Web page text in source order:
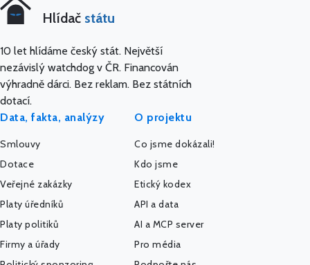
Hlídač státu
10 let hlídáme český stát. Největší
nezávislý watchdog v ČR. Financován
výhradně dárci. Bez reklam. Bez státních
dotací.
Data, fakta, analýzy
Smlouvy
Dotace
Veřejné zakázky
Platy úředníků
Platy politiků
Firmy a úřady
O projektu
Co jsme dokázali!
Kdo jsme
Etický kodex
API a data
AI a MCP server
Pro média